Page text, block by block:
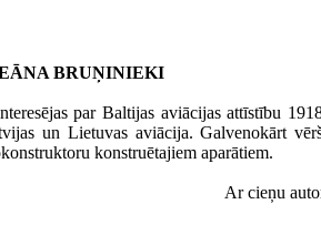
BRUŅINIEKI
par Baltijas aviācijas attīstību
un Lietuvas aviācija. Galvenokārt
konstruētajiem aparātiem.
Ar cieņu